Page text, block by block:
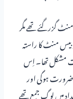
گزرگئے تھے مگر
منٹ کا راستہ
مشکل تھا۔ اِس
ہوگی اور
میں لوگ جمع تھے